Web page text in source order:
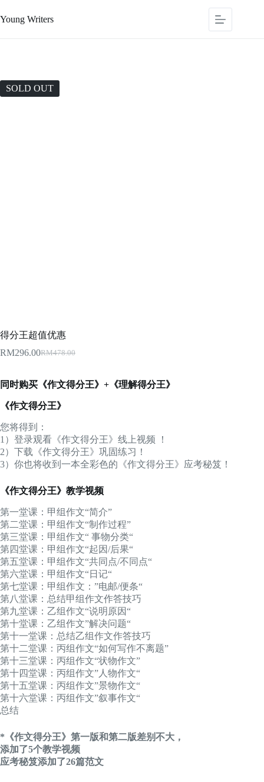
Young Writers
SOLD OUT
得分王超值优惠
RM478.00
Original
was:
RM478.00.
RM296.00Current
is:
RM296.00.
同时购买《作文得分王》+《理解得分王》
《作文得分王》
您将得到：
1）登录观看《作文得分王》线上视频 ！
2）下载《作文得分王》巩固练习！
3）你也将收到一本全彩色的《作文得分王》应考秘笈！
《作文得分王》教学视频
第一堂课：甲组作文“简介”
第二堂课：甲组作文“制作过程”
第三堂课：甲组作文“ 事物分类“
第四堂课：甲组作文“起因/后果“
第五堂课：甲组作文“共同点/不同点“
第六堂课：甲组作文“日记“
第七堂课：甲组作文：”电邮/便条“
第八堂课：总结甲组作文作答技巧
第九堂课：乙组作文“说明原因“
第十堂课：乙组作文”解决问题“
第十一堂课：总结乙组作文作答技巧
第十二堂课：丙组作文“如何写作不离题”
第十三堂课：丙组作文“状物作文”
第十四堂课：丙组作文”人物作文“
第十五堂课：丙组作文”景物作文“
第十六堂课：丙组作文”叙事作文“
总结
*《作文得分王》第一版和第二版差别不大，
添加了5个教学视频
应考秘笈添加了26篇范文